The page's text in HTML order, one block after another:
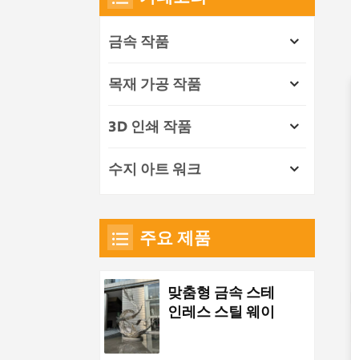
금속 작품
목재 가공 작품
3D 인쇄 작품
수지 아트 워크
주요 제품
맞춤형 금속 스테
인레스 스틸 웨이